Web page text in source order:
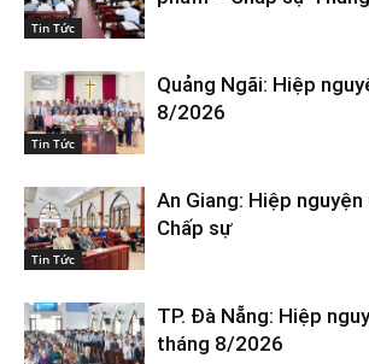
Tin Tức
Tin Tức
Quảng Ngãi: Hiệp
8/2026
Tin Tức
An Giang: Hiệp nguyện
Chấp sự
TP. Đà Nẵng: Hiệp
tháng 8/2026